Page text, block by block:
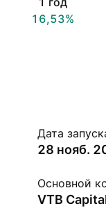
16,53%
Дата
28 нояб.
Основной